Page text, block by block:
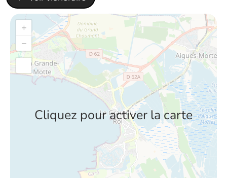
Cliquez pour activer la carte
+
−